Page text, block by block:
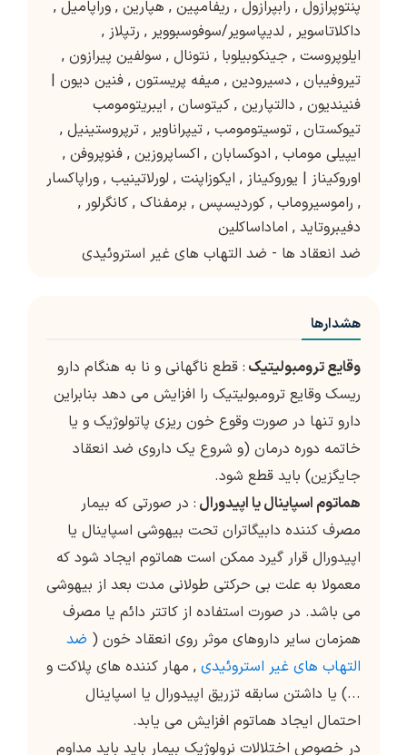
پنتوپرازول , رابپرازول , ریفامپین , هپارین , وراپامیل ,
داکلاتاسویر , لدیپاسویر/سوفوسبوویر , رتپلاز ,
ایلوپروست , جینکوبیلوبا , نتونال , سولفین پیرازون ,
تیروفیبان , دسیرودین , میفه پریستون , فنین دیون |
فنیندیون , دالتپارین , کیتوسان , ایبریتومومب
تیوکستان , توسیتومومب , تیپراناویر , ترپروستینیل ,
ایپیلی موماب , ادوکسابان , اکساپروزین , فنوپروفن ,
اوروکیناز | یوروکیناز , ایکوزاپنت , لورلاتینیب , وراپاکسار
, راموسیروماب , کوردیسپس , برمفناک , کانگرلور ,
دفیبروتاید , اماداساکلین
ضد انعقاد ها - ضد التهاب های غیر استروئیدی
هشدارها
وقایع ترومبولیتیک : قطع ناگهانی و نا به هنگام دارو
ریسک وقایع ترومبولیتیک را افزایش می دهد بنابراین
دارو تنها در صورت وقوع خون ریزی پاتولوژیک و یا
خاتمه دوره درمان (و شروع یک داروی ضد انعقاد
جایگزین) باید قطع شود.
هماتوم اسپاینال یا اپیدورال : در صورتی که بیمار
مصرف کننده دابیگاتران تحت بیهوشی اسپاینال یا
اپیدورال قرار گیرد ممکن است هماتوم ایجاد شود که
معمولا به علت بی حرکتی طولانی مدت بعد از بیهوشی
می باشد. در صورت استفاده از کاتتر دائم یا مصرف
همزمان سایر داروهای موثر روی انعقاد خون ( ضد
التهاب های غیر استروئیدی , مهار کننده های پلاکت و
...) یا داشتن سابقه تزریق اپیدورال یا اسپاینال
احتمال ایجاد هماتوم افزایش می یابد.
در خصوص اختلالات نرولوژیک بیمار باید باید مداوم